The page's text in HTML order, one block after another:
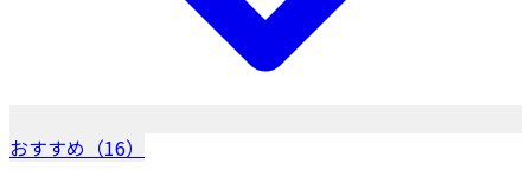
おすすめ（16）